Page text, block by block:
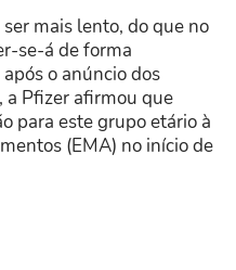
mais lento, do que no
se-á de forma
o anúncio dos
a Pfizer afirmou que
para este grupo etário à
(EMA) no início de